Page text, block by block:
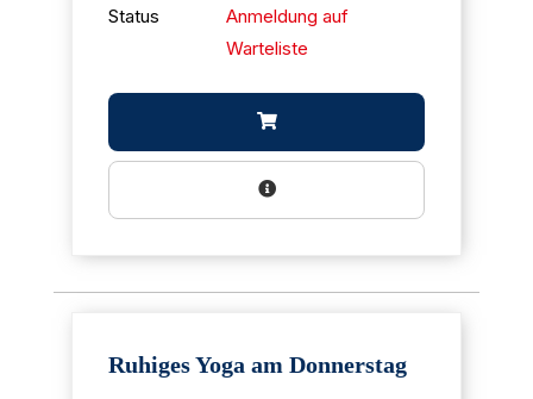
Status
Anmeldung auf
Warteliste
Ruhiges Yoga am Donnerstag